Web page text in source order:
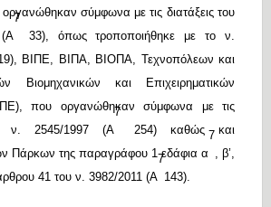
σύμφωνα με τις διατάξεις του
7
33), όπως τροποποιήθηκε με το ν.
ΒΙΠΕ, ΒΙΠΑ, ΒΙΟΠΑ, Τεχνοπόλεων και
Βιομηχανικών και Επιχειρηματικών
που οργανώθηκαν σύμφωνα με τις
ν. 2545/1997 (Α
7
254) καθώς και
Πάρκων της παραγράφου 1 εδάφια α
7
, β’,
41 του ν. 3982/2011 (Α
7
143).